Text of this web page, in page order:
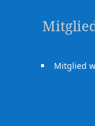
Mitglied